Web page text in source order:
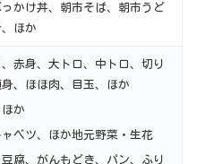
っかけ丼、朝市そば、朝市うど
ほか
赤身、大トロ、中トロ、切り
、ほほ肉、目玉、ほか
か
ベツ、ほか地元野菜・生花
腐、がんもどき、パン、ふり